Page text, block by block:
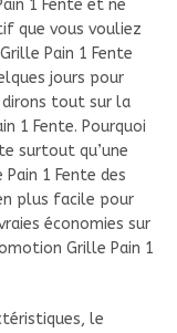
1 Fente et ne
que vous vouliez
Pain 1 Fente
jours pour
dirons tout sur la
1 Fente. Pourquoi
surtout qu’une
1 Fente des
plus facile pour
économies sur
Grille Pain 1
le